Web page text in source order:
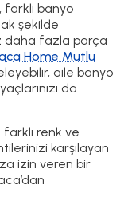
banyo
şekilde
daha fazla parça
Home Mutlu
aile banyo
da
renk ve
karşılayan
izin veren bir